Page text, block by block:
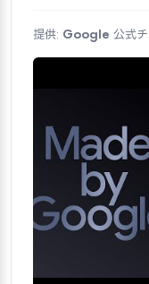
提供: Google 公式